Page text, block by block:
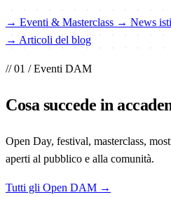
→ Eventi & Masterclass → News
→ Articoli del blog
// 01 / Eventi DAM
Cosa succede in
Open Day, festival, masterclass,
aperti al pubblico e alla comunità.
Tutti gli Open DAM →